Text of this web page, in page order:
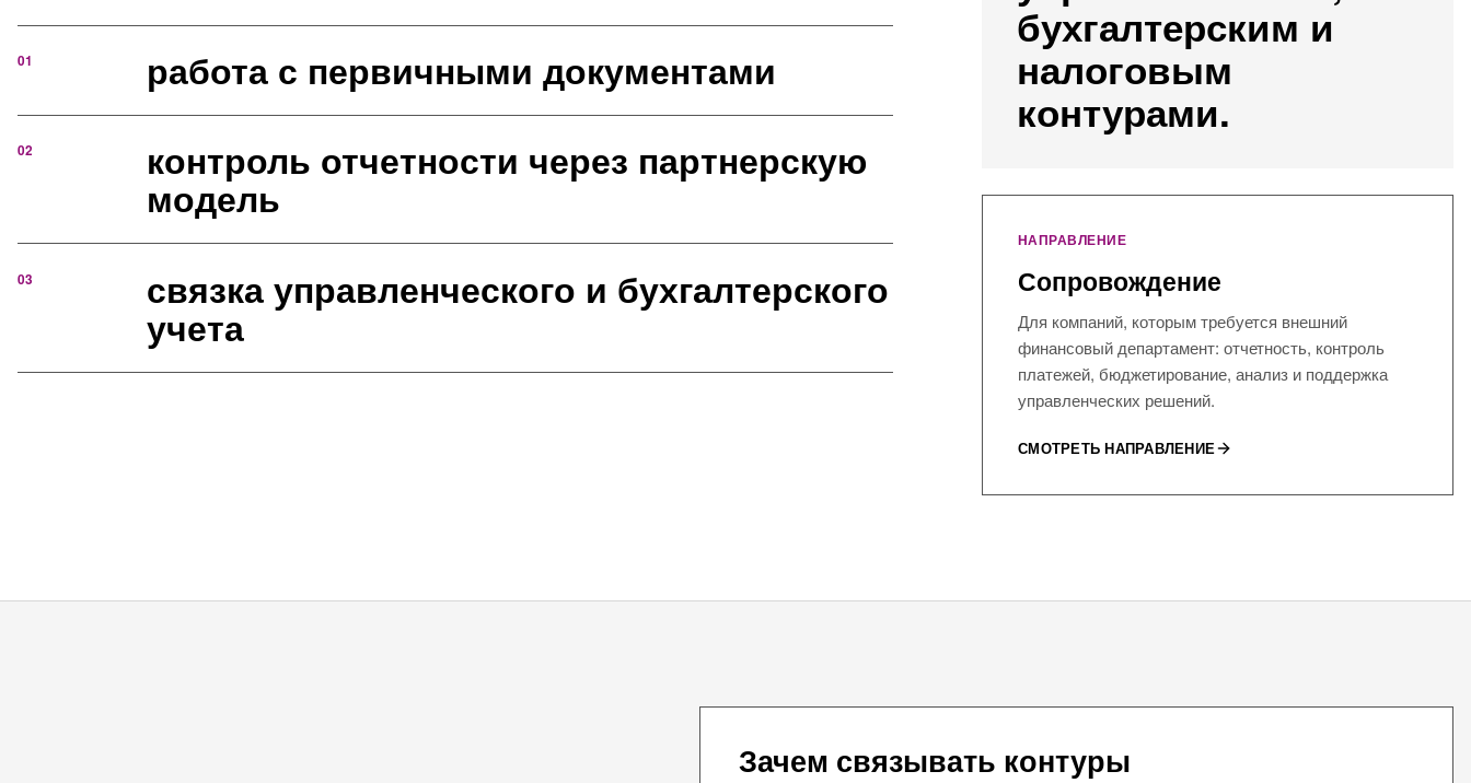
01 работа с первичными документами
02 контроль отчетности через партнерскую
модель
03 связка управленческого и бухгалтерского
учета
бухгалтерским и
налоговым
контурами.
НАПРАВЛЕНИЕ
Сопровождение
Для компаний, которым требуется внешний
финансовый департамент: отчетность, контроль
платежей, бюджетирование, анализ и поддержка
управленческих решений.
СМОТРЕТЬ НАПРАВЛЕНИЕ
Зачем связывать контуры